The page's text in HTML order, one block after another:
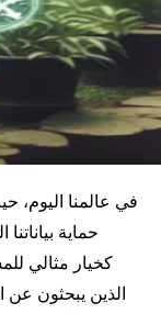
في عالمنا اليوم،
حماية
الذين يبحثون